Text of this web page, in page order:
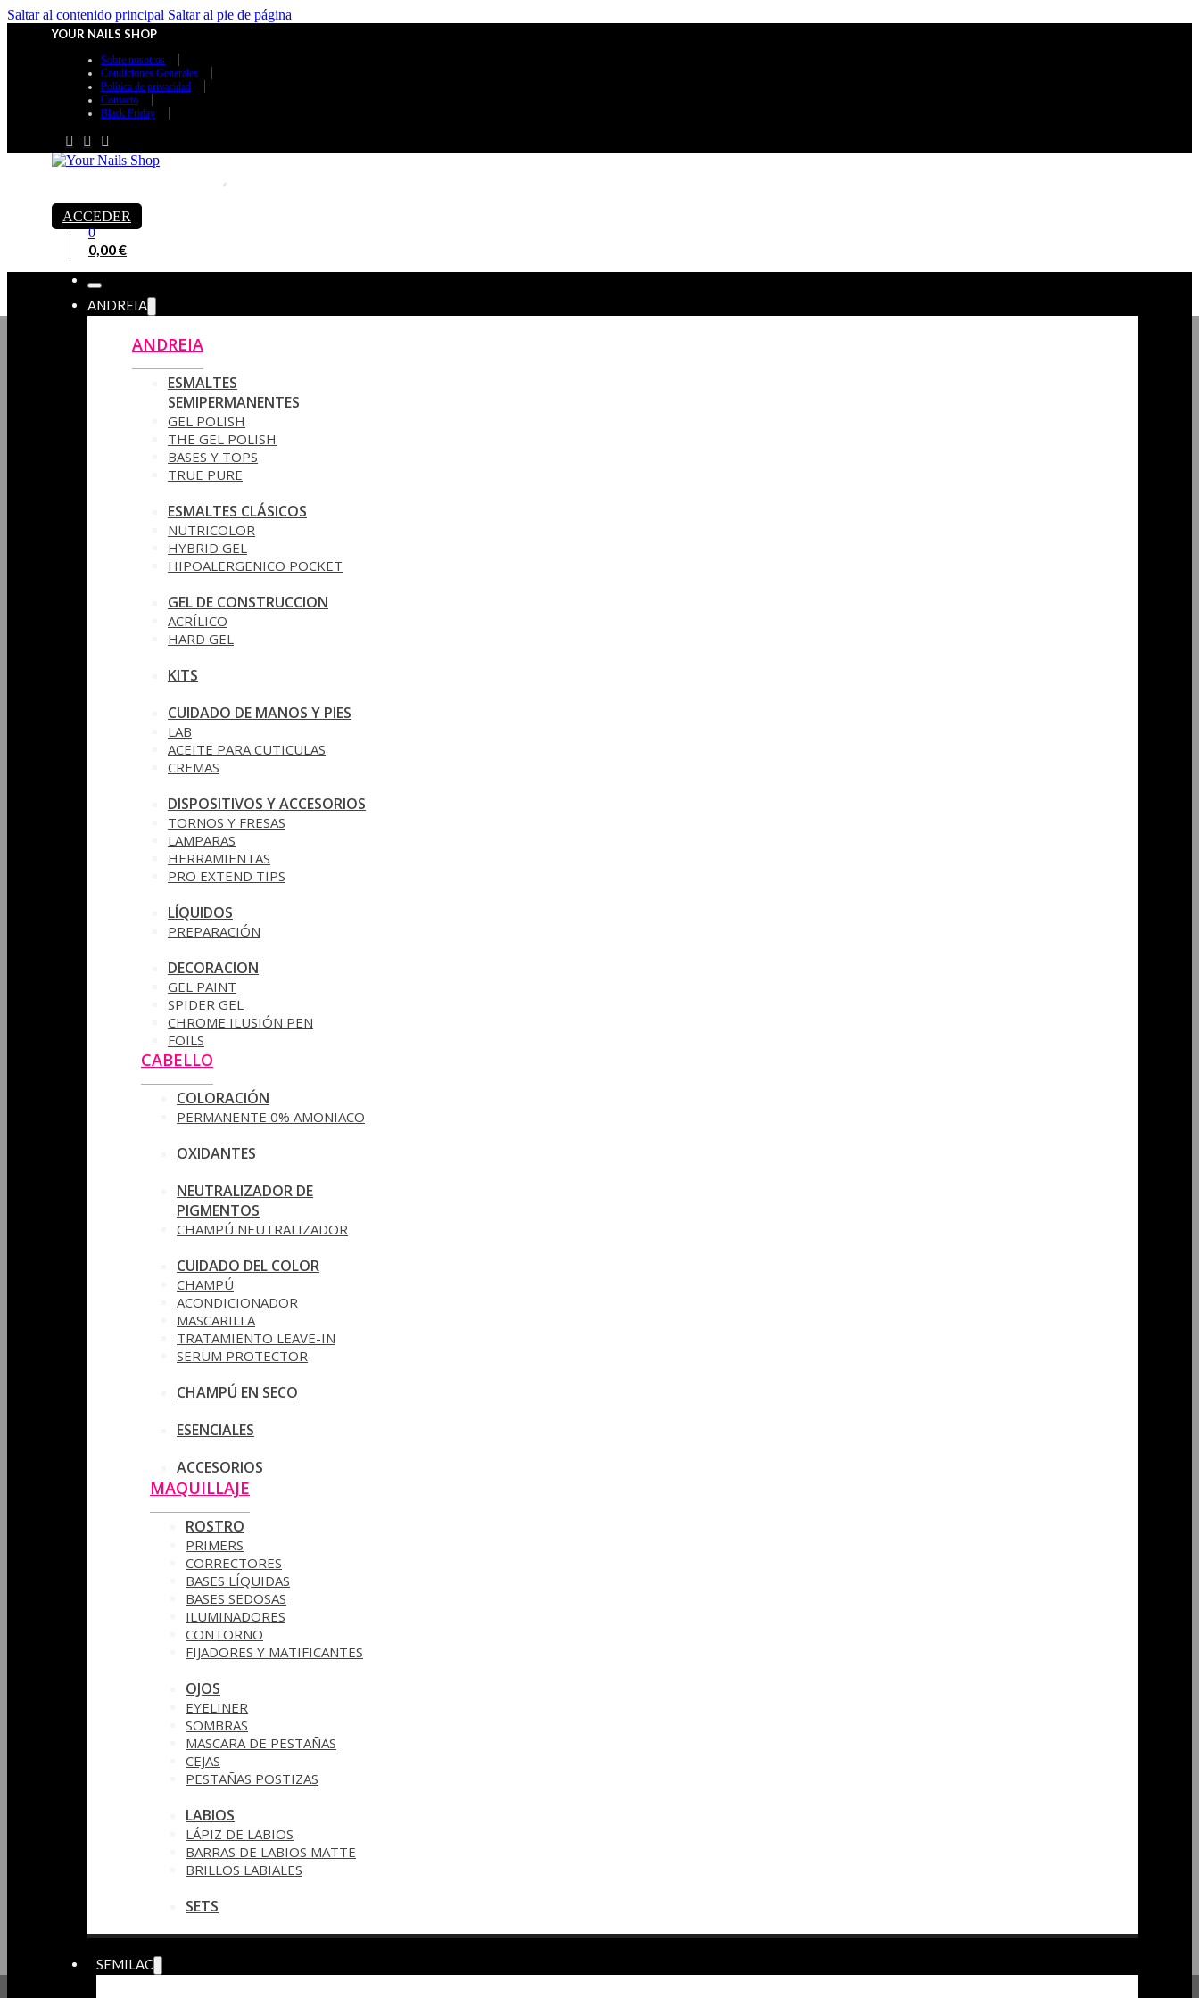
Saltar al contenido principal Saltar al pie de página
YOUR NAILS SHOP
Sobre nosotros
Condiciones Generales
Política de privacidad
Contacto
Black Friday
ACCEDER
0
0,00€
ANDREIA
ANDREIA
ESMALTES
SEMIPERMANENTES
GEL POLISH
THE GEL POLISH
BASES Y‎ TOPS
TRUE PURE
ESMALTES CLÁSICOS
NUTRICOLOR
HYBRID GEL
HIPOALERGENICO POCKET
GEL DE CONSTRUCCION
ACRÍLICO
HARD GEL
KITS
CUIDADO DE MANOS Y PIES
LAB
ACEITE PARA CUTICULAS
CREMAS
DISPOSITIVOS Y ACCESORIOS
TORNOS Y FRESAS
LAMPARAS
HERRAMIENTAS
PRO EXTEND TIPS
LÍQUIDOS
PREPARACIÓN
DECORACION
GEL PAINT
SPIDER GEL
CHROME ILUSIÓN PEN
FOILS
CABELLO
COLORACIÓN
PERMANENTE 0% AMONIACO
OXIDANTES
NEUTRALIZADOR DE
PIGMENTOS
CHAMPÚ NEUTRALIZADOR
CUIDADO DEL COLOR
CHAMPÚ
ACONDICIONADOR
MASCARILLA
TRATAMIENTO LEAVE-IN
SERUM PROTECTOR
CHAMPÚ EN SECO
ESENCIALES
ACCESORIOS
MAQUILLAJE
ROSTRO
PRIMERS
CORRECTORES
BASES LÍQUIDAS
BASES SEDOSAS
ILUMINADORES
CONTORNO
FIJADORES Y MATIFICANTES
OJOS
EYELINER
SOMBRAS
MASCARA DE PESTAÑAS
CEJAS
PESTAÑAS POSTIZAS
LABIOS
LÁPIZ DE LABIOS
BARRAS DE LABIOS MATTE
BRILLOS LABIALES
SETS
SEMILAC